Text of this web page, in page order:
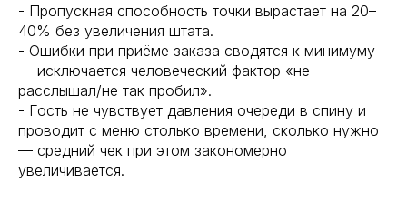
- Пропускная способность точки вырастает на 20–
40% без увеличения штата.
- Ошибки при приёме заказа сводятся к минимуму
— исключается человеческий фактор «не
расслышал/не так пробил».
- Гость не чувствует давления очереди в спину и
проводит с меню столько времени, сколько нужно
— средний чек при этом закономерно
увеличивается.